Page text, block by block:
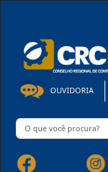
OUVIDORIA